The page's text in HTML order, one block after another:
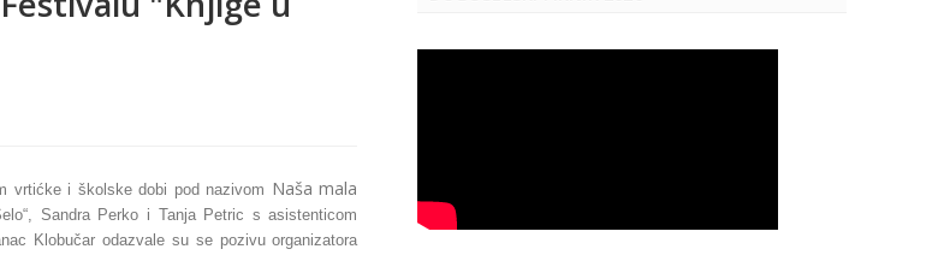
vrtićke i školske dobi pod nazivom Naša mala
Sandra Perko i Tanja Petric s asistenticom
Klobučar odazvale su se pozivu organizatora